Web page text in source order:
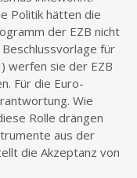
Politik hätten die
der EZB nicht
für
werfen sie der EZB
Für die Euro-
Wie
Rolle drängen
aus der
die Akzeptanz von